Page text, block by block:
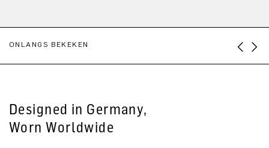
ONLANGS BEKEKEN
Designed in Germany,
Worn Worldwide